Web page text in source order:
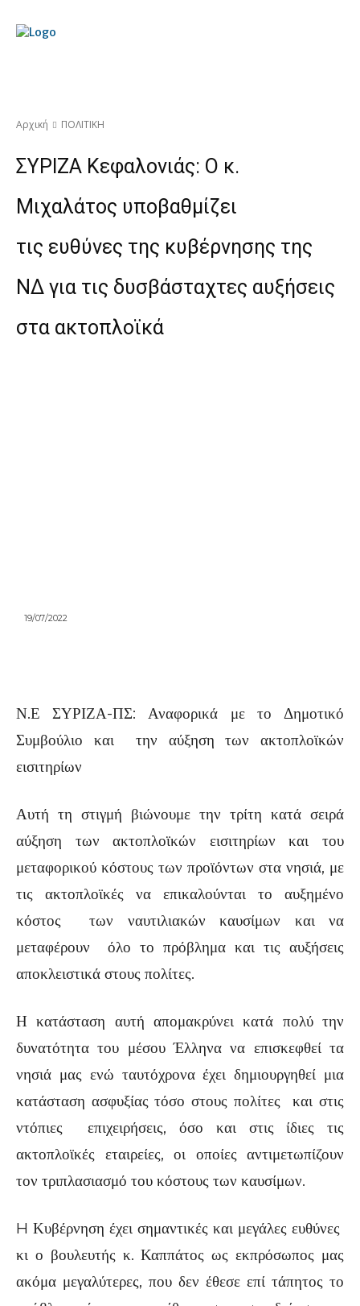
Αρχική ΠΟΛΙΤΙΚΗ
ΣΥΡΙΖΑ Κεφαλονιάς: Ο κ.
Μιχαλάτος υποβαθμίζει
τις ευθύνες της κυβέρνησης της
ΝΔ για τις δυσβάσταχτες αυξήσεις
στα ακτοπλοϊκά
19/07/2022
Ν.Ε ΣΥΡΙΖΑ-ΠΣ: Αναφορικά με το Δημοτικό
Συμβούλιο και την αύξηση των ακτοπλοϊκών
εισιτηρίων
Αυτή τη στιγμή βιώνουμε την τρίτη κατά σειρά
αύξηση των ακτοπλοϊκών εισιτηρίων και του
μεταφορικού κόστους των προϊόντων στα νησιά, με
τις ακτοπλοϊκές να επικαλούνται το αυξημένο
κόστος των ναυτιλιακών καυσίμων και να
μεταφέρουν
όλο το πρόβλημα και τις αυξήσεις
αποκλειστικά στους πολίτες.
Η κατάσταση αυτή απομακρύνει κατά πολύ την
δυνατότητα του μέσου Έλληνα να επισκεφθεί τα
νησιά μας ενώ ταυτόχρονα έχει δημιουργηθεί μια
κατάσταση ασφυξίας τόσο στους πολίτες και στις
ντόπιες επιχειρήσεις, όσο και στις ίδιες τις
ακτοπλοϊκές εταιρείες, οι οποίες αντιμετωπίζουν
τον τριπλασιασμό του κόστους των καυσίμων.
H Κυβέρνηση έχει σημαντικές και μεγάλες ευθύνες
κι ο βουλευτής κ. Καππάτος ως εκπρόσωπος μας
ακόμα μεγαλύτερες, που δεν έθεσε επί τάπητος το